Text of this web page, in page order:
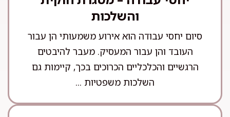
והשלכות
סיום יחסי עבודה הוא אירוע משמעותי הן עבור
העובד והן עבור המעסיק. מעבר להיבטים
הרגשיים והכלכליים הכרוכים בכך, קיימות גם
השלכות משפטיות ...